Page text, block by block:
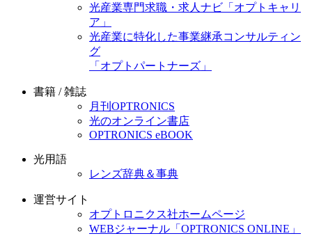
光産業専門求職・求人ナビ「オプトキャリ
ア」
光産業に特化した事業継承コンサルティン
グ
「オプトパートナーズ」
書籍 / 雑誌
月刊OPTRONICS
光のオンライン書店
OPTRONICS eBOOK
光用語
レンズ辞典＆事典
運営サイト
オプトロニクス社ホームページ
WEBジャーナル「OPTRONICS ONLINE」